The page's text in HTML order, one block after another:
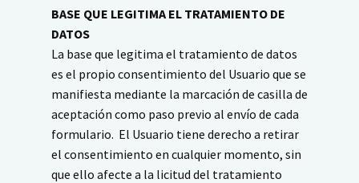
BASE QUE LEGITIMA EL TRATAMIENTO DE
DATOS
La base que legitima el tratamiento de datos
es el propio consentimiento del Usuario que se
manifiesta mediante la marcación de casilla de
aceptación como paso previo al envío de cada
formulario. El Usuario tiene derecho a retirar
el consentimiento en cualquier momento, sin
que ello afecte a la licitud del tratamiento